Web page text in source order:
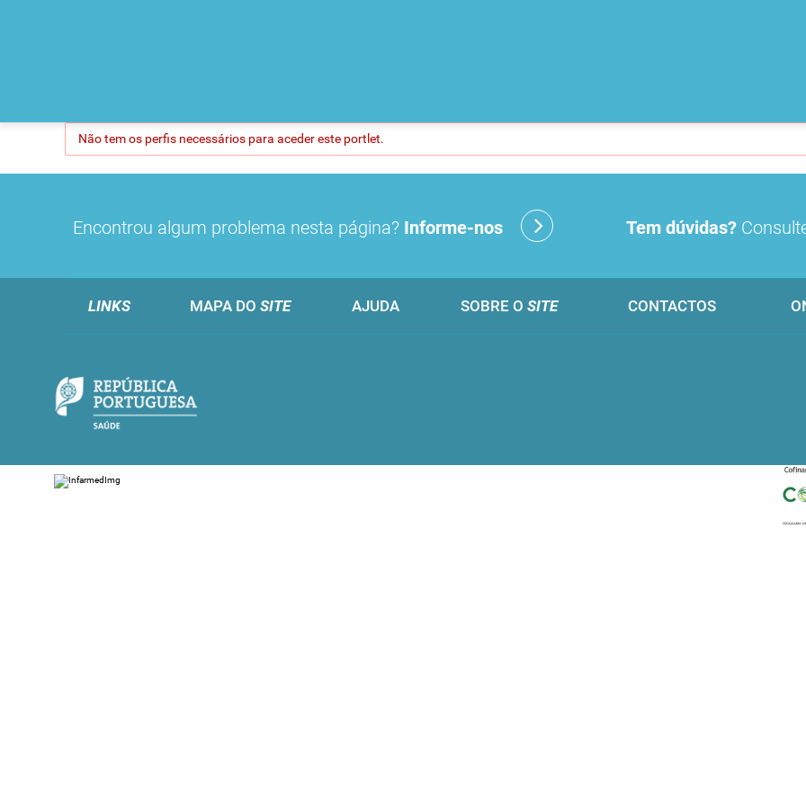
Não tem os perfis necessários para aceder este portlet.
Encontrou algum problema nesta página? Informe-nos Tem dúvidas?
LINKS MAPA DO SITE AJUDA SOBRE O SITE CONTACTOS